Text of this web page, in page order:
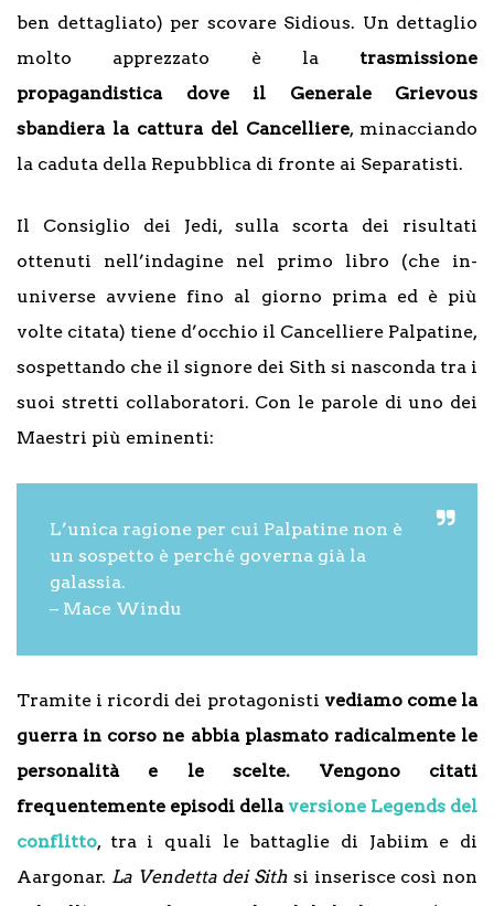
ben dettagliato) per scovare Sidious. Un dettaglio
molto apprezzato è la trasmissione
propagandistica dove il Generale Grievous
sbandiera la cattura del Cancelliere, minacciando
la caduta della Repubblica di fronte ai Separatisti.
Il Consiglio dei Jedi, sulla scorta dei risultati
ottenuti nell’indagine nel primo libro (che in-
universe avviene fino al giorno prima ed è più
volte citata) tiene d’occhio il Cancelliere Palpatine,
sospettando che il signore dei Sith si nasconda tra i
suoi stretti collaboratori. Con le parole di uno dei
Maestri più eminenti:
L’unica ragione per cui Palpatine non è
un sospetto è perché governa già la
galassia.
– Mace Windu
Tramite i ricordi dei protagonisti vediamo come la
guerra in corso ne abbia plasmato radicalmente le
personalità e le scelte. Vengono citati
frequentemente episodi della versione Legends del
conflitto, tra i quali le battaglie di Jabiim e di
Aargonar. La Vendetta dei Sith si inserisce così non